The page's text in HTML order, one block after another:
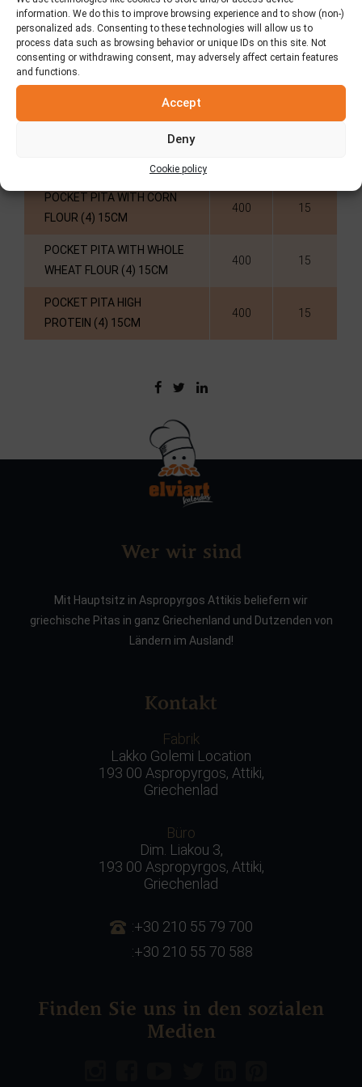
information. We do this to improve browsing experience and to show (non-)
personalized ads. Consenting to these technologies will allow us to
process data such as browsing behavior or unique IDs on this site. Not
consenting or withdrawing consent, may adversely affect certain features
and functions.
Accept
Deny
Cookie policy
POCKET PITA CLASSIC (6)
13CM
390 13
POCKET PITA CLASSIC (4)
POCKET PITA WITH CORN
FLOUR (4) 15CM
400 15
POCKET PITA WITH WHOLE
WHEAT FLOUR (4) 15CM
400 15
POCKET PITA HIGH
PROTEIN (4) 15CM
400 15
Wer wir sind
Mit Hauptsitz in Aspropyrgos Attikis beliefern wir
griechische Pitas in ganz Griechenland und Dutzenden von
Ländern im Ausland!
Kontakt
Fabrik
Lakko Golemi Location
193 00 Aspropyrgos, Attiki,
Griechenlad
Büro
Dim. Liakou 3,
193 00 Aspropyrgos, Attiki,
Griechenlad
:+30 210 55 79 700
:+30 210 55 70 588
Finden Sie uns in den sozialen
Medien